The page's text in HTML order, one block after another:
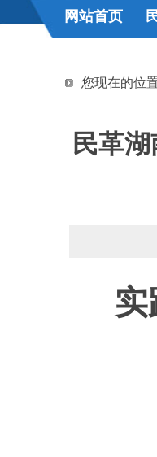
网站首页
您现在的位置
民革